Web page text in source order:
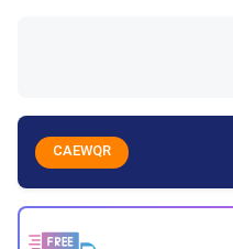
CAEWQR